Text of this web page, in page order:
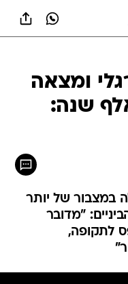
ומצאה
שנה:
במצבור של יותר
הביניים: "מדובר
לתקופה,